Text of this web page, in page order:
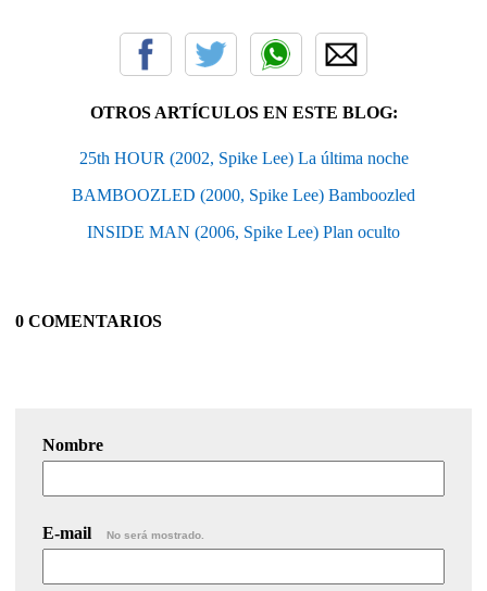
OTROS ARTÍCULOS EN ESTE BLOG:
25th HOUR (2002, Spike Lee) La última noche
BAMBOOZLED (2000, Spike Lee) Bamboozled
INSIDE MAN (2006, Spike Lee) Plan oculto
0 COMENTARIOS
Nombre
E-mail No será mostrado.